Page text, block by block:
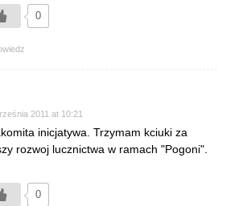
0
2011 at 10:21
inicjatywa. Trzymam kciuki za
rozwoj lucznictwa w ramach "Pogoni".
0